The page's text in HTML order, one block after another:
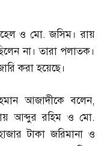
ও মো.জসিম। রায়
না। তারা পলাতক।
করা হয়েছে।
আজাদীকে বলেন,
আব্দুর রহিম ও মো.
টাকা জরিমানা ও